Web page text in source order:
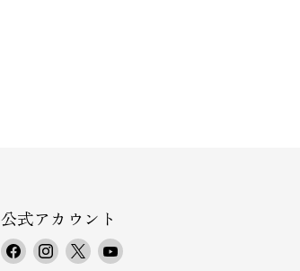
公式アカウント
F
I
X
Y